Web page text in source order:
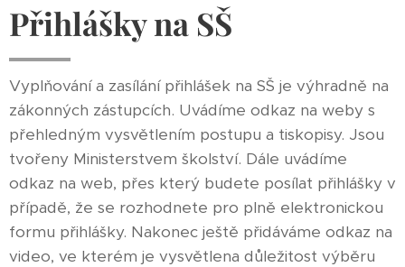
Přihlášky na SŠ
Vyplňování a zasílání přihlášek na SŠ je výhradně na
zákonných zástupcích. Uvádíme odkaz na weby s
přehledným vysvětlením postupu a tiskopisy. Jsou
tvořeny Ministerstvem školství. Dále uvádíme
odkaz na web, přes který budete posílat přihlášky v
případě, že se rozhodnete pro plně elektronickou
formu přihlášky. Nakonec ještě přidáváme odkaz na
video, ve kterém je vysvětlena důležitost výběru